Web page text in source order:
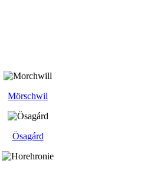
Mörschwil
Ösagárd